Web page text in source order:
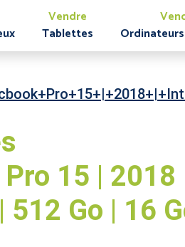
Vendre
Tablettes
15 | 2018
Go | 16